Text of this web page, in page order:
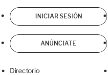
INICIAR SESIÓN
ANÚNCIATE
Directorio